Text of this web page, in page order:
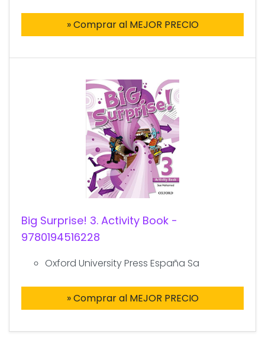
» Comprar al MEJOR PRECIO
Big Surprise! 3. Activity Book -
9780194516228
Oxford University Press España Sa
» Comprar al MEJOR PRECIO